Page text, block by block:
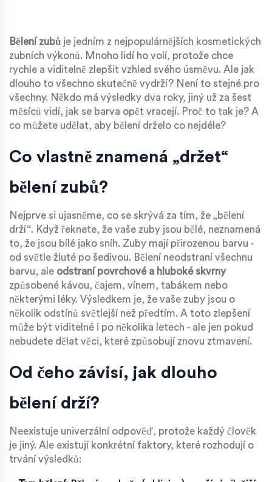
Bělení zubů je jedním z nejpopulárnějších kosmetických
zubních výkonů. Mnoho lidí ho volí, protože chce
rychle a viditelně zlepšit vzhled svého úsměvu. Ale jak
dlouho to všechno skutečně vydrží? Není to stejné pro
všechny. Někdo má výsledky dva roky, jiný už za šest
měsíců vidí, jak se barva opět vracejí. Proč to tak je? A
co můžete udělat, aby bělení drželo co nejdéle?
Co vlastně znamená „držet“
bělení zubů?
Nejprve si ujasněme, co se skrývá za tím, že „bělení
drží“. Když řeknete, že vaše zuby jsou bělé, neznamená
to, že jsou bílé jako sníh. Zuby mají přirozenou barvu -
od světle žluté po šedivou. Bělení neodstraní všechnu
barvu, ale odstraní povrchové a hluboké skvrny
způsobené kávou, čajem, vínem, tabákem nebo
některými léky. Výsledkem je, že vaše zuby jsou o
několik odstínů světlejší než předtím. A toto zlepšení
může být viditelné i po několika letech - ale jen pokud
nebudete dělat věci, které způsobují znovu ztmavení.
Od čeho závisí, jak dlouho
bělení drží?
Neexistuje univerzální odpověď, protože každý člověk
je jiný. Ale existují konkrétní faktory, které rozhodují o
trvání výsledků: